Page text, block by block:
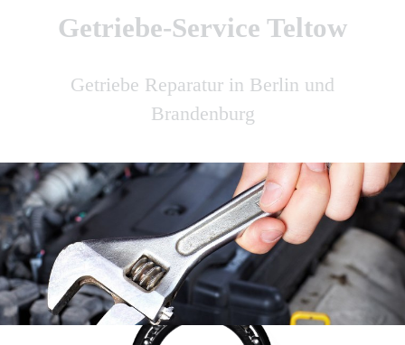
Getriebe-Service Teltow
Getriebe Reparatur in Berlin und
Brandenburg